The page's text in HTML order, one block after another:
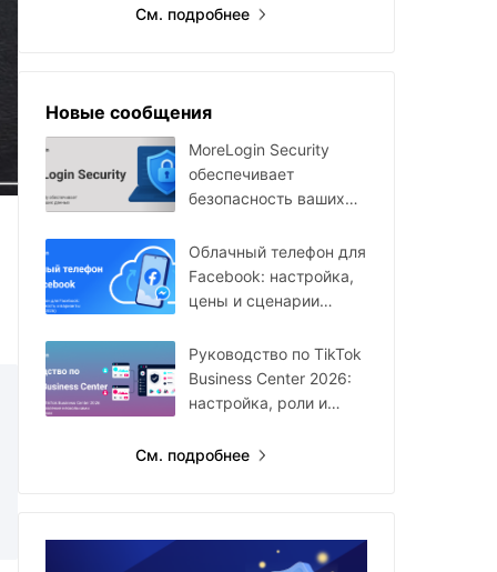
См. подробнее
Новые сообщения
MoreLogin Security
обеспечивает
безопасность ваших
Облачный телефон для
Facebook: настройка,
цены и сценарии
году
Руководство по TikTok
Business Center 2026:
настройка, роли и
См. подробнее